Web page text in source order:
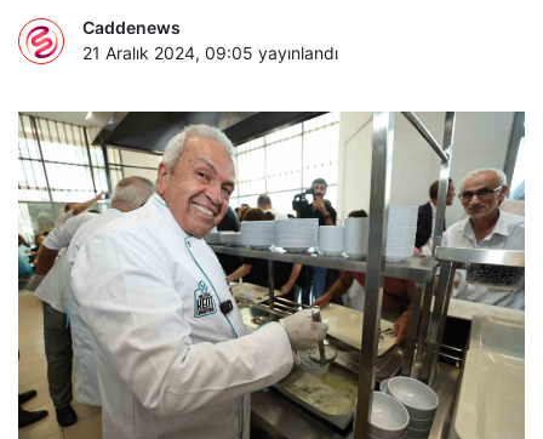
Caddenews
21 Aralık 2024, 09:05 yayınlandı